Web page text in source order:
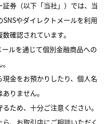
券（以下「当社」）では、当
やダイレクトメールを利用
確認されています。
ルを通じて個別金融商品への
金をお預かりしたり、個人名
りません。
ため、十分ご注意ください。
、お取引店にご相談いただく